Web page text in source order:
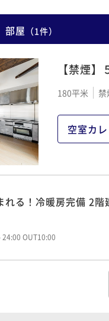
部屋 （1件）
【禁煙
180平米 禁
空室カ
れる！冷暖房完備 2
24:00 OUT10:00
ろう！各部屋にシャ